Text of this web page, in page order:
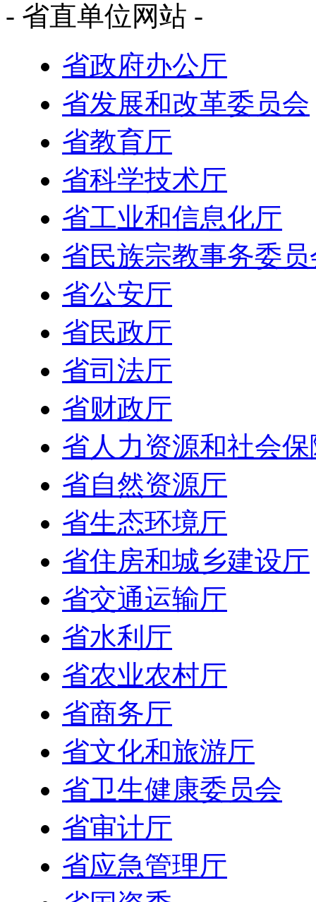
- 省直单位网站 -
省政府办公厅
省发展和改革委员会
省教育厅
省科学技术厅
省工业和信息化厅
省民族宗教事务委员
省公安厅
省民政厅
省司法厅
省财政厅
省人力资源和社会
省自然资源厅
省生态环境厅
省住房和城乡建设厅
省交通运输厅
省水利厅
省农业农村厅
省商务厅
省文化和旅游厅
省卫生健康委员会
省审计厅
省应急管理厅